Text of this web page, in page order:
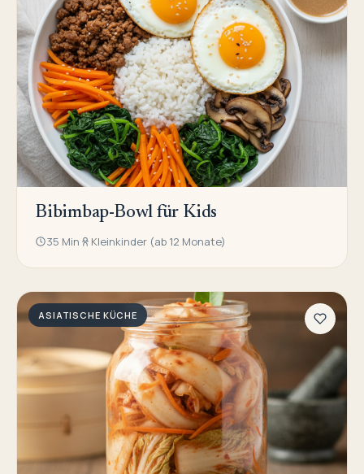
Bibimbap-Bowl für Kids
35 Min Kleinkinder (ab 12 Monate)
ASIATISCHE KÜCHE